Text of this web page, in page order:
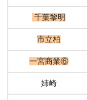
千葉黎明
市立柏
一宮商業⑥
姉崎